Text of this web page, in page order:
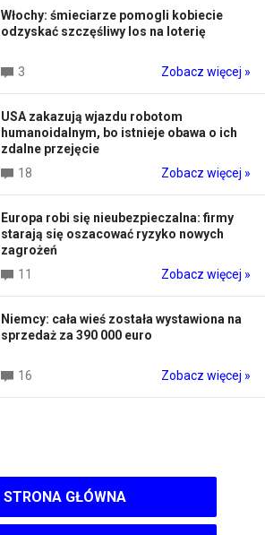
Włochy: śmieciarze pomogli kobiecie
odzyskać szczęśliwy los na loterię
3 Zobacz więcej »
USA zakazują wjazdu robotom
humanoidalnym, bo istnieje obawa o ich
zdalne przejęcie
18
Zobacz więcej »
Europa robi się nieubezpieczalna: firmy
starają się oszacować ryzyko nowych
zagrożeń
11
Zobacz więcej »
Niemcy: cała wieś została wystawiona na
sprzedaż za 390 000 euro
16 Zobacz więcej »
STRONA GŁÓWNA